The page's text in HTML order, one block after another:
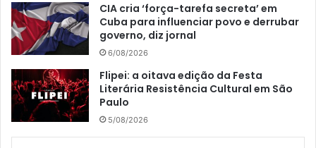
CIA cria ‘força-tarefa secreta’ em
Cuba para influenciar povo e derrubar
governo, diz jornal
6/08/2026
Flipei: a oitava edição da Festa
Literária Resistência Cultural em São
Paulo
5/08/2026